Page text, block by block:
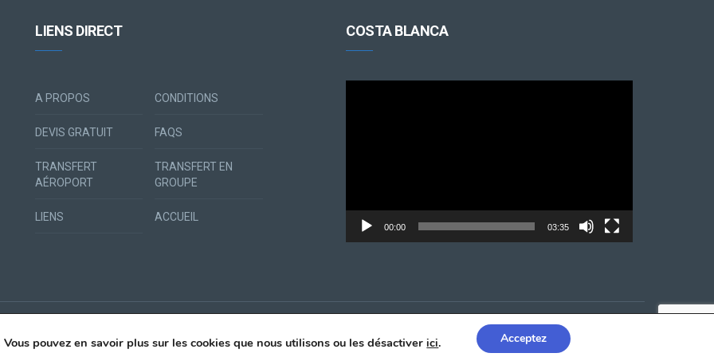
LIENS DIRECT
A PROPOS CONDITIONS
DEVIS GRATUIT FAQS
TRANSFERT
AÉROPORT
TRANSFERT EN
GROUPE
LIENS ACCUEIL
COSTA BLANCA
00:00 03:35
pouvez en savoir plus sur les cookies que nous utilisons ou les désactiverici. Acceptez